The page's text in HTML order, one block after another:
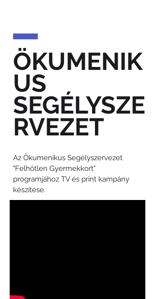
ÖKUMENIK
US
SEGÉLYSZE
RVEZET
Az Ökumenikus Segélyszervezet
"Felhőtlen Gyermekkort"
programjához TV és print kampány
készítése.